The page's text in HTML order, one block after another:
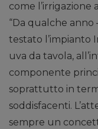
come l’irrigazione
“Da qualche anno
testato l’impianto
uva da tavola,
componente
soprattutto in
soddisfacenti.
sempre un